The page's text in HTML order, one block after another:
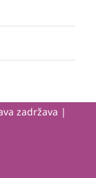
zadržava |